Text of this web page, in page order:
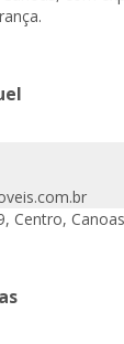
Centro,